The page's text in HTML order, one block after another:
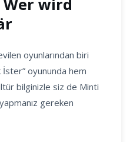
Wer wird
oyunlarından biri
oyununda hem
bilginizle siz de Minti
gereken